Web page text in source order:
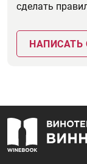
сделать
НАПИСАТЬ